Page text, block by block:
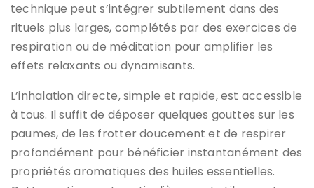
technique peut s’intégrer subtilement dans des
rituels plus larges, complétés par des exercices de
respiration ou de méditation pour amplifier les
effets relaxants ou dynamisants.
L’inhalation directe, simple et rapide, est accessible
à tous. Il suffit de déposer quelques gouttes sur les
paumes, de les frotter doucement et de respirer
profondément pour bénéficier instantanément des
propriétés aromatiques des huiles essentielles.